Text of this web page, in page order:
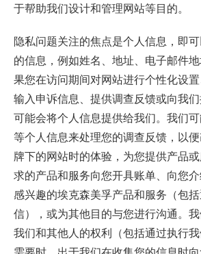
于帮助我们设计和管理网站等目的。
隐私问题关注的焦点是个人信息，即
的信息，例如姓名、地址、电子邮件
果您在访问期间对网站进行个性化设置
输入申诉信息、提供调查反馈或向我
可能会将个人信息提供给我们。我们
等个人信息来处理您的调查反馈，以
牌下的网站时的体验，为您提供产品
求的产品和服务向您开具账单、向您
感兴趣的埃克森美孚产品和服务（包
信），或为其他目的与您进行沟通。
我们和其他人的权利（包括通过执行我